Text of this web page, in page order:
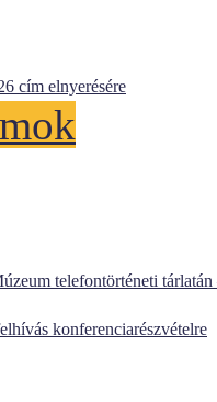
cím elnyerésére
telefontörténeti tárlatán
konferenciarészvételre